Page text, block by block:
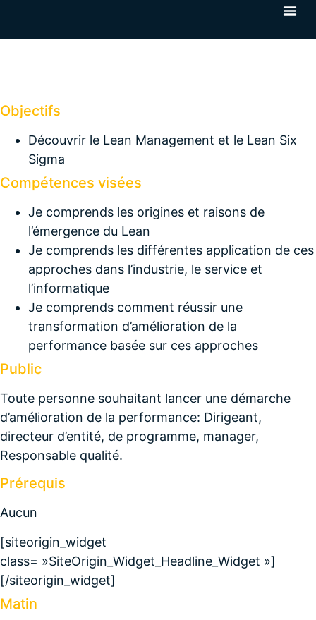
Objectifs
Découvrir le Lean Management et le Lean Six
Sigma
Compétences visées
Je comprends les origines et raisons de
l’émergence du Lean
Je comprends les différentes application de ces
approches dans l’industrie, le service et
l’informatique
Je comprends comment réussir une
transformation d’amélioration de la
performance basée sur ces approches
Public
Toute personne souhaitant lancer une démarche
d’amélioration de la performance: Dirigeant,
directeur d’entité, de programme, manager,
Responsable qualité.
Prérequis
Aucun
[siteorigin_widget
class= »SiteOrigin_Widget_Headline_Widget »]
[/siteorigin_widget]
Matin